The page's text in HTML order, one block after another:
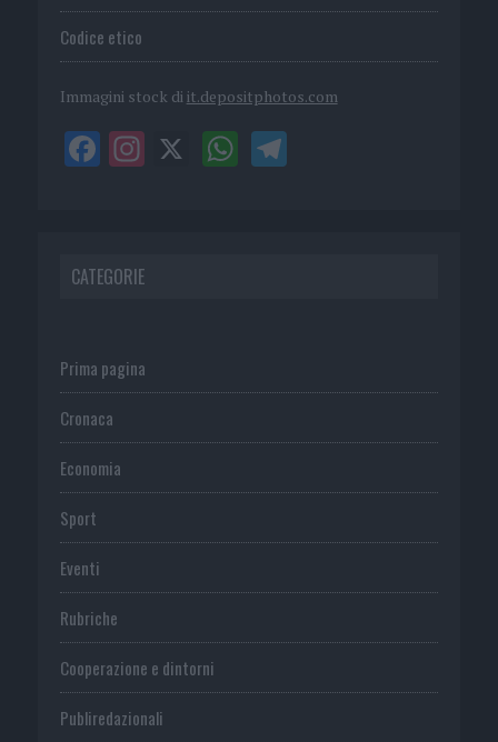
Codice etico
Immagini stock di it.depositphotos.com
CATEGORIE
Prima pagina
Cronaca
Economia
Sport
Eventi
Rubriche
Cooperazione e dintorni
Publiredazionali